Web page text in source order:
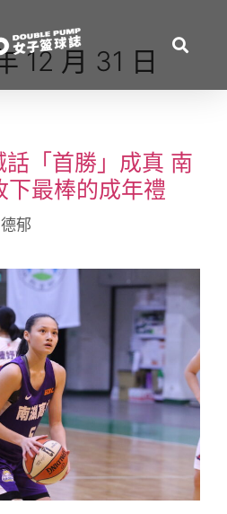
12 月 31 日
話「首勝」成真 南
下最棒的成年禮
郁